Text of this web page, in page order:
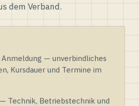
dem Verband.
— unverbindliches
Kursdauer und Termine im
Technik, Betriebstechnik und